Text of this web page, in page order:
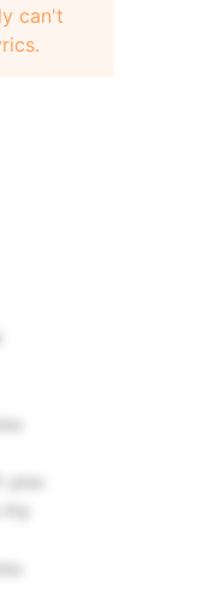
can't